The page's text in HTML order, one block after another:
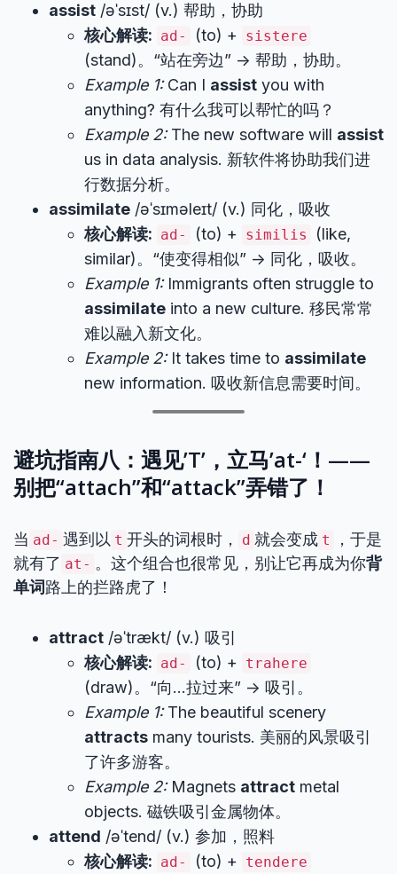
assist /əˈsɪst/ (v.) 帮助，协助
核心解读: ad- (to) + sistere
(stand)。“站在旁边” -> 帮助，协助。
Example 1:Can I assist you with
anything? 有什么我可以帮忙的吗？
Example 2:The new software will assist
us in data analysis. 新软件将协助我们进
行数据分析。
assimilate /əˈsɪməleɪt/ (v.) 同化，吸收
核心解读: ad- (to) + similis
(like,
similar)。“使变得相似” -> 同化，吸收。
Example 1:Immigrants often struggle to
assimilate into a new culture. 移民常常
难以融入新文化。
Example 2:It takes time to assimilate
new information. 吸收新信息需要时间。
避坑指南八：遇见’T’，立马’at-‘！——
别把“attach”和“attack”弄错了！
当 ad- 遇到以 t 开头的词根时， d 就会变成 t
，于是
就有了 at- 。这个组合也很常见，别让它再成为你背
单词路上的拦路虎了！
attract /əˈtrækt/ (v.) 吸引
核心解读: ad- (to) + trahere
(draw)。“向…拉过来” -> 吸引。
Example 1:The beautiful scenery
attracts many tourists. 美丽的风景吸引
了许多游客。
Example 2:Magnets attract metal
objects. 磁铁吸引金属物体。
attend /əˈtend/ (v.) 参加，照料
核心解读: ad- (to) + tendere